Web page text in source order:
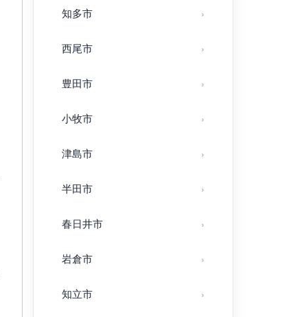
知多市
西尾市
豊田市
小牧市
津島市
半田市
春日井市
岩倉市
知立市